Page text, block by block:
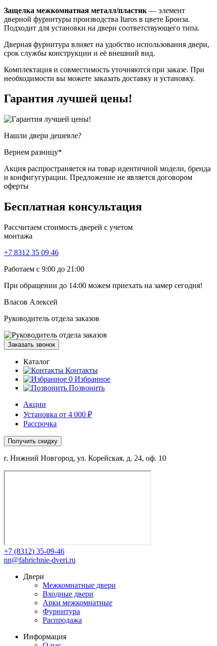
Защелка межкомнатная металл/пластик — элемент
дверной фурнитуры производства Itaros в цвете Бронза.
Подходит для установки на двери соответствующего типа.
Дверная фурнитура влияет на удобство использования двери,
срок службы конструкции и её внешний вид.
Комплектация и совместимость уточняются при заказе. При
необходимости вы можете заказать доставку и установку.
Гарантия лучшей цены!
Нашли двери дешевле?
Вернем разницу*
Акция распространяется на товар идентичной модели, бренда
и конфигугурации. Предложение не является договором
оферты
Бесплатная консультация
Рассчитаем стоимость дверей с учетом
монтажа
+7 8312 35 09 46
Работаем с 9:00 до 21:00
При обращении до 14:00 можем приехать на замер сегодня!
Власов Алексей
Руководитель отдела заказов
Заказать звонок
Каталог
Контакты
0 Избранное
Позвонить
Акции
Установка от 4 000 ₽
Рассрочка
Получить скидку
г. Нижний Новгород, ул. Корейская, д. 24, оф. 10
+7 (8312) 35-09-46
nn@fabrichnie-dveri.ru
Двери
Межкомнатные двери
Входные двери
Арки межкомнатные
Фурнитура
Распродажа
Информация